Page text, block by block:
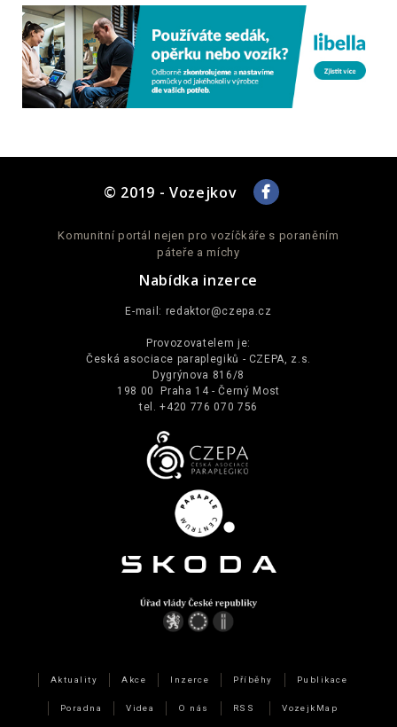
© 2019 - Vozejkov
Komunitní portál nejen pro vozíčkáře s poraněním
páteře a míchy
Nabídka inzerce
E-mail: redaktor@czepa.cz
Provozovatelem je:
Česká asociace paraplegiků - CZEPA, z.s.
Dygrýnova 816/8
198 00 Praha 14 - Černý Most
tel. +420 776 070 756
Aktuality Akce Inzerce Příběhy Publikace
Poradna Videa O nás RSS VozejkMap